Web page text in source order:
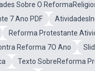
Sobre O
7 Ano PDF
Reforma Protestante
Reforma 7O Ano
Texto SobreReforma